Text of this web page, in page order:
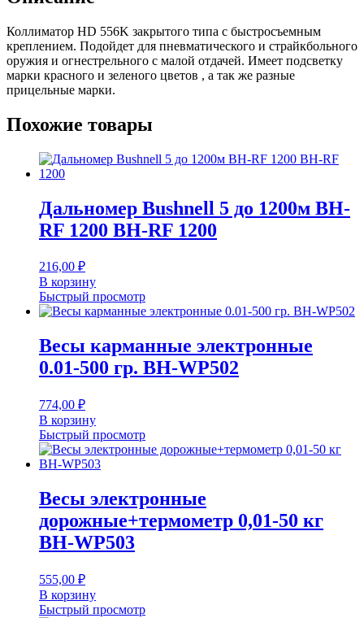
на
вивер
BH-
KEH06K
Коллиматор HD 556K закрытого типа с быстросъемным
креплением. Подойдет для пневматического и страйкбольного
оружия и огнестрельного с малой отдачей. Имеет подсветку
марки красного и зеленого цветов , а так же разные
прицельные марки.
Похожие товары
Дальномер Bushnell 5 до 1200м BH-
RF 1200 BH-RF 1200
216,00 ₽
В корзину
Быстрый просмотр
Весы карманные электронные
0.01-500 гр. BH-WP502
774,00 ₽
В корзину
Быстрый просмотр
Весы электронные
дорожные+термометр 0,01-50 кг
BH-WP503
555,00 ₽
В корзину
Быстрый просмотр